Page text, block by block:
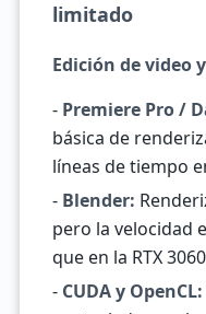
limitado
Edición de video
- Premiere Pro /
básica de
líneas de tiempo
- Blender:
pero la velocidad
que en la RTX
- CUDA y OpenCL: